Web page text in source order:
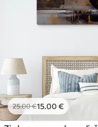
25.00€15.00 €